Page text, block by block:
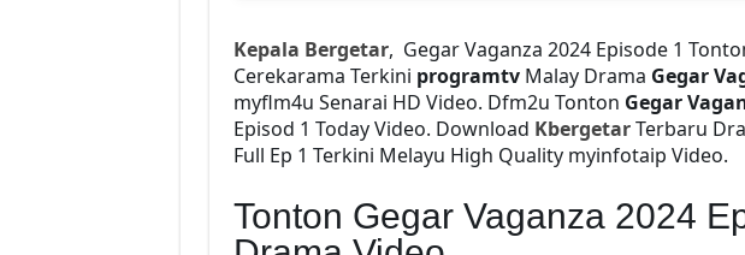
Kepala Bergetar, Gegar Vaganza 2024 Episode 1
Cerekarama Terkini programtvMalay Drama Gegar
myflm4u Senarai HD Video. Dfm2u Tonton Gegar
Episod 1 Today Video. Download KbergetarTerbaru
Full Ep 1 Terkini Melayu High Quality myinfotaip Video.
Tonton Gegar Vaganza 2024